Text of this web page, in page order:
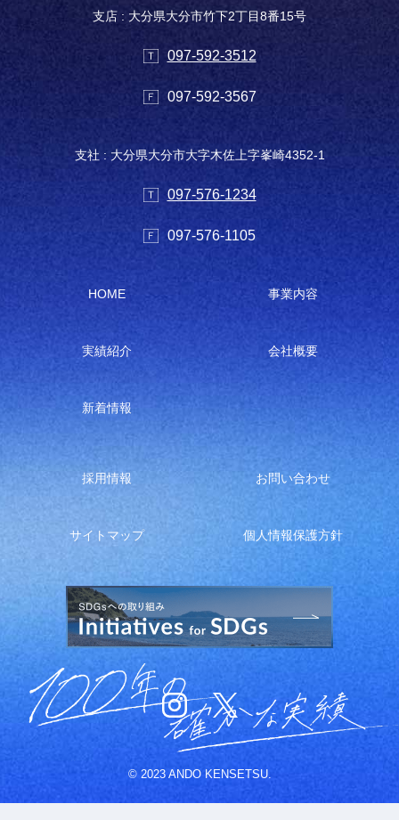
支店 : 大分県大分市竹下2丁目8番15号
097-592-3512
097-592-3567
支社 : 大分県大分市大字木佐上字峯崎4352-1
097-576-1234
097-576-1105
HOME 事業内容
実績紹介 会社概要
新着情報
採用情報 お問い合わせ
サイトマップ 個人情報保護方針
© 2023 ANDO KENSETSU.